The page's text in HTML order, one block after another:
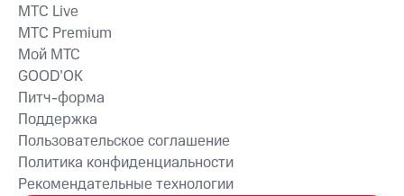
MTС Live
MTС Premium
Мой МТС
GOOD’OK
Питч-форма
Поддержка
Пользовательское соглашение
Политика конфиденциальности
Рекомендательные технологии